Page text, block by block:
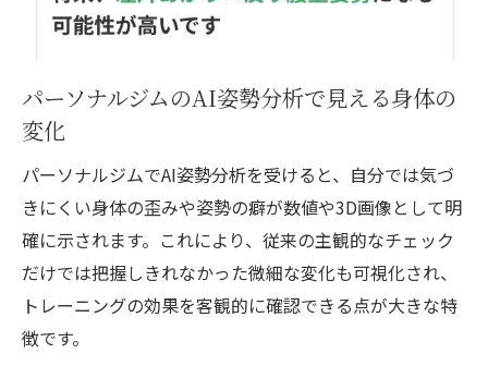
の課題
の変化
パーソナルジムのAI姿勢分析アプリ無料体
験の魅力
無料アプリ体験で分かるパーソナルジムの
強み
パーソナルジムのAI姿勢分析で見える身体の
変化
パーソナルジムでAI姿勢分析を受けると、自分では気づ
きにくい身体の歪みや姿勢の癖が数値や3D画像として明
確に示されます。これにより、従来の主観的なチェック
だけでは把握しきれなかった微細な変化も可視化され、
トレーニングの効果を客観的に確認できる点が大きな特
徴です。